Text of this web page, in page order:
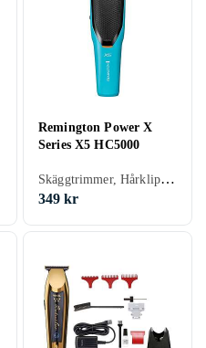
Remington Power X
Series X5 HC5000
Skäggtrimmer, Hårklippare, Batteridrift, Batterinivåindikator, Laddning via USB, Stöd för snabbladdning, Inställningslås, Precisionsskärsystem, Självslipande blad, Hårkam ingår, Avtagbart blad
349 kr